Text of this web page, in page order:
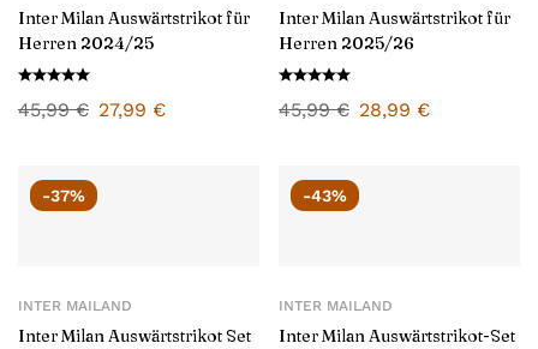
Inter Milan Auswärtstrikot für
Herren 2024/25
45,99€ 27,99 €
Inter Milan Auswärtstrikot für
Herren 2025/26
45,99€ 28,99 €
-37%
INTER MAILAND
Inter Milan Auswärtstrikot Set
-43%
INTER MAILAND
Inter Milan Auswärtstrikot-Set